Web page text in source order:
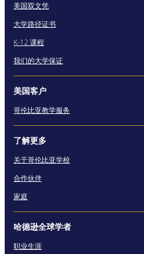
美国双文凭
大学路径证书
K-12 课程
我们的大学保证
美国客户
哥伦比亚教学服务
了解更多
关于哥伦比亚学校
合作伙伴
家庭
哈德逊全球学者
职业生涯